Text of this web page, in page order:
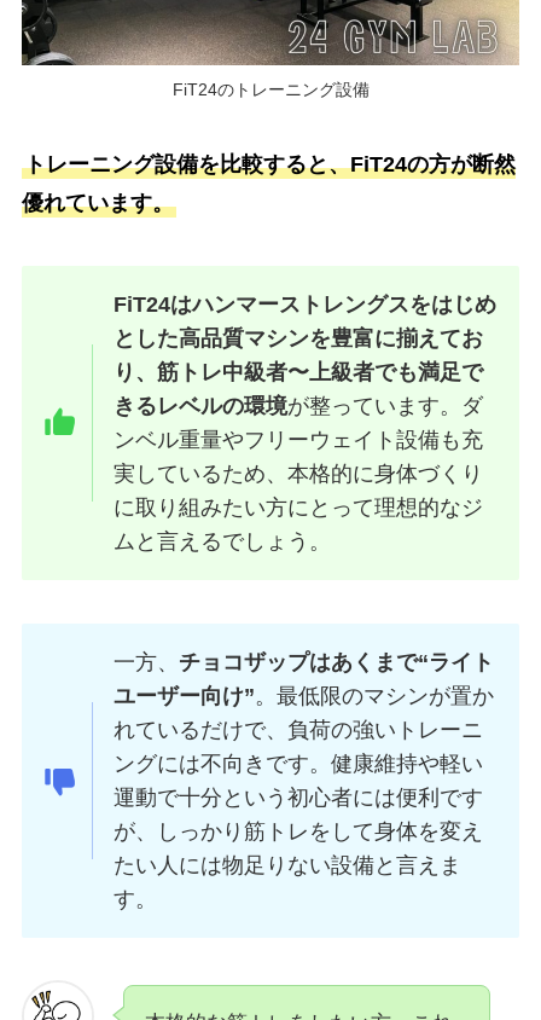
FiT24のトレーニング設備
トレーニング設備を比較すると、FiT24の方が断然
優れています。
FiT24はハンマーストレングスをはじめ
とした高品質マシンを豊富に揃えてお
り、筋トレ中級者〜上級者でも満足で
きるレベルの環境が整っています。ダ
ンベル重量やフリーウェイト設備も充
実しているため、本格的に身体づくり
に取り組みたい方にとって理想的なジ
ムと言えるでしょう。
一方、 チョコザップはあくまで“ライト
ユーザー向け”。最低限のマシンが置か
れているだけで、負荷の強いトレーニ
ングには不向きです。健康維持や軽い
運動で十分という初心者には便利です
が、しっかり筋トレをして身体を変え
たい人には物足りない設備と言えま
す。